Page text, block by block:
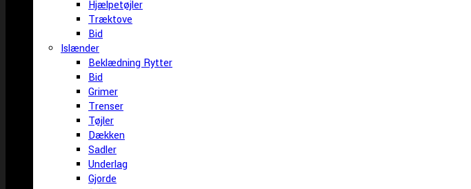
Hjælpetøjler
Træktove
Bid
Islænder
Beklædning Rytter
Bid
Grimer
Trenser
Tøjler
Dækken
Sadler
Underlag
Gjorde